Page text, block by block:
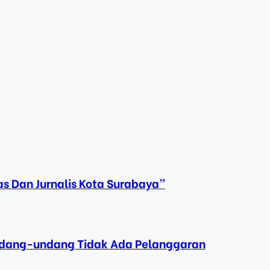
Dan Jurnalis Kota Surabaya”
undang Tidak Ada Pelanggaran